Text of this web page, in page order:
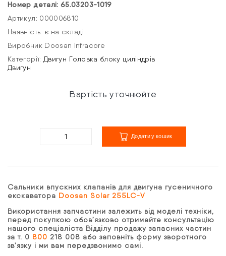
Номер деталі: 65.03203-1019
Артикул: 000006810
Наявність: є на складі
Виробник Doosan Infracore
Категорії: Двигун Головка блоку циліндрів
Двигун
Вартість уточнюйте
Додати у кошик
Сальники впускних клапанів для двигуна гусеничного
екскаватора Doosan Solar 255LC-V
Використання запчастини залежить від моделі техніки,
перед покупкою обов’язково отримайте консультацію
нашого спеціаліста Відділу продажу запасних частин
за т. 0 800 218 008 або заповніть форму зворотного
зв’язку і ми вам передзвонимо самі.